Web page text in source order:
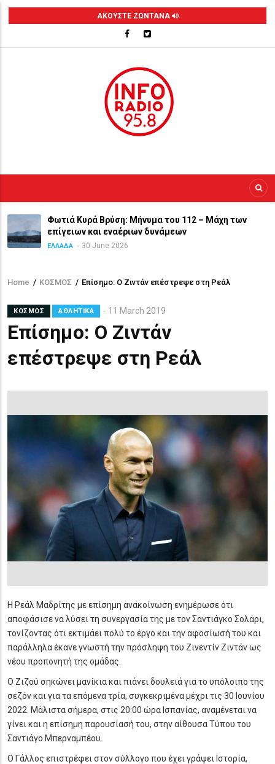
Skip
content
ΑΚΟΥΣΤΕ ΖΩΝΤΑΝΑ
Φωτιά Κυρά Βρύση: Μήνυμα του 112 – Μάχη των
επίγειων και εναέριων δυνάμεων
ΕΛΛΑΔΑ 30 June 2026
Breadcrumb
Home / ΚΟΣΜΟΣ / Επίσημο: Ο Ζιντάν επέστρεψε στη Ρεάλ
ΚΟΣΜΟΣ ΑΘΛΗΤΙΚΑ 11 March 2019
Επίσημο: Ο Ζιντάν
επέστρεψε στη Ρεάλ
Η Ρεάλ Μαδρίτης με επίσημη ανακοίνωση ενημέρωσε ότι
αποφάσισε να λύσει τη συνεργασία της με τον Σαντιάγκο Σολάρι,
τονίζοντας ότι εκτιμάει πολύ το έργο και την αφοσίωσή του και
παράλληλα έκανε γνωστή την πρόσληψη του Ζινεντίν Ζιντάν ως
νέου προπονητή της ομάδας.
Ο Ζιζού σηκώνει μανίκια και πιάνει δουλειά για το υπόλοιπο της
σεζόν και για τα επόμενα τρία, συγκεκριμένα μέχρι τις 30 Ιουνίου
2022. Μάλιστα σήμερα, στις 20:00 ώρα Ισπανίας, αναμένεται να
γίνει και η επίσημη παρουσίασή του, στην αίθουσα Τύπου του
Σαντιάγο Μπερναμπέου.
Ο Γάλλος επιστρέφει στον σύλλογο που έχει γράψει Ιστορία,